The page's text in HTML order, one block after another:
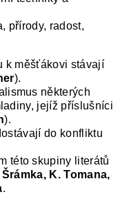
přírody, radost,
k měšťákovi stávají
).
některých
jejíž příslušníci
).
do konfliktu
této skupiny literátů
K. Tomana,
.